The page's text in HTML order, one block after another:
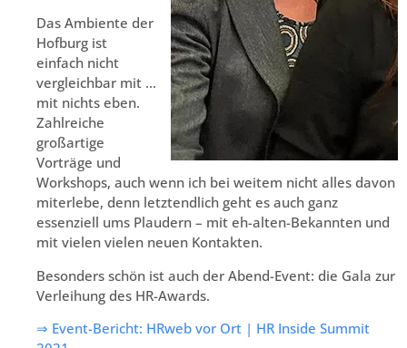
Das Ambiente der
Hofburg ist
einfach nicht
vergleichbar mit …
mit nichts eben.
Zahlreiche
großartige
Vorträge und
Workshops, auch wenn ich bei weitem nicht alles davon
miterlebe, denn letztendlich geht es auch ganz
essenziell ums Plaudern – mit eh-alten-Bekannten und
mit vielen vielen neuen Kontakten.
Besonders schön ist auch der Abend-Event: die Gala zur
Verleihung des HR-Awards.
⇒ Event-Bericht: HRweb vor Ort | HR Inside Summit